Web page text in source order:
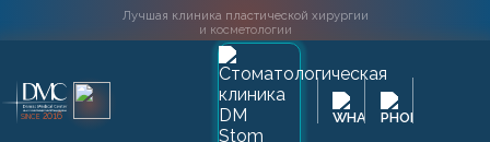
Лучшая клиника пластической хирургии
и косметологии
SINCE 2016
Главная → Гинекология
Выскабливание